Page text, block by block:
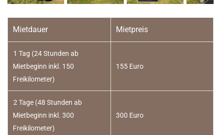
Mietdauer Mietpreis
1 Tag (24 Stunden ab
Mietbeginn inkl. 150
Freikilometer)
155 Euro
2 Tage (48 Stunden ab
Mietbeginn inkl. 300
Freikilometer)
300 Euro